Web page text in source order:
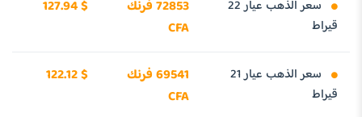
سعر الذهب عيار 22
قيراط
72853 فرنك
CFA
127.94 $
سعر الذهب عيار 21
قيراط
69541 فرنك
CFA
122.12 $